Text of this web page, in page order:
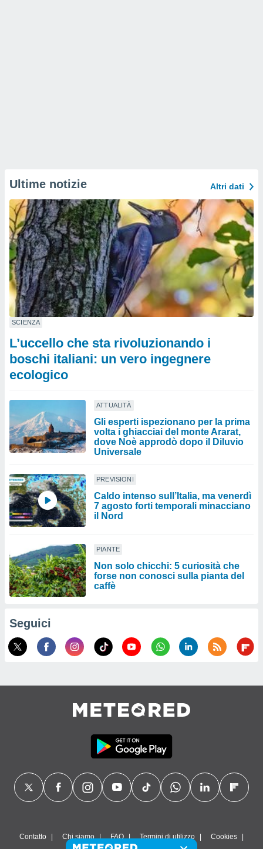
Ultime notizie Altri dati
SCIENZA
L’uccello che sta rivoluzionando i
boschi italiani: un vero ingegnere
ecologico
ATTUALITÀ
Gli esperti ispezionano per la prima
volta i ghiacciai del monte Ararat,
dove Noè approdò dopo il Diluvio
Universale
PREVISIONI
Caldo intenso sull’Italia, ma venerdì
7 agosto forti temporali minacciano
il Nord
PIANTE
Non solo chicchi: 5 curiosità che
forse non conosci sulla pianta del
caffè
Seguici
Contatto Chi siamo FAQ Termini di utilizzo Cookies